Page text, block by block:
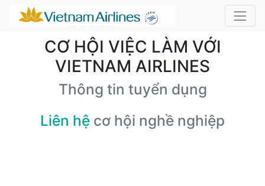
CƠ HỘI VIỆC LÀM VỚI
VIETNAM AIRLINES
Thông tin tuyển dụng
Liên hệ cơ hội nghề nghiệp